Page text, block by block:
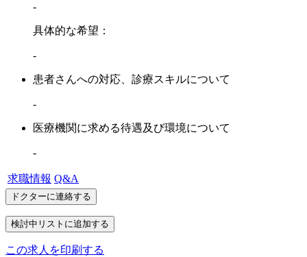
-
具体的な希望：
-
患者さんへの対応、診療スキルについて
-
医療機関に求める待遇及び環境について
-
求職情報 Q&A
この求人を印刷する